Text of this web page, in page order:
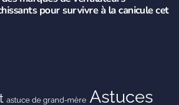
pour survivre à la canicule cet
astuce de grand-mère Astuces